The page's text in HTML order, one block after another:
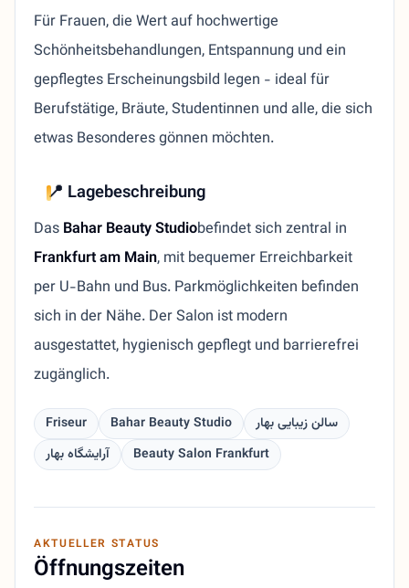
Für Frauen, die Wert auf hochwertige
Schönheitsbehandlungen, Entspannung und ein
gepflegtes Erscheinungsbild legen - ideal für
Berufstätige, Bräute, Studentinnen und alle, die sich
etwas Besonderes gönnen möchten.
📍 Lagebeschreibung
DasBahar Beauty Studiobefindet sich zentral in
Frankfurt am Main, mit bequemer Erreichbarkeit
per U-Bahn und Bus. Parkmöglichkeiten befinden
sich in der Nähe. Der Salon ist modern
ausgestattet, hygienisch gepflegt und barrierefrei
zugänglich.
Friseur Bahar Beauty Studio
سالن زیبایی بهار
آرایشگاه بهار
Beauty Salon Frankfurt
AKTUELLER STATUS
Öffnungszeiten